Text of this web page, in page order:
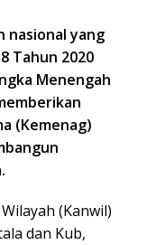
nasional yang
Tahun 2020
Menengah
(Kemenag)
(Kanwil)
dan Kub,